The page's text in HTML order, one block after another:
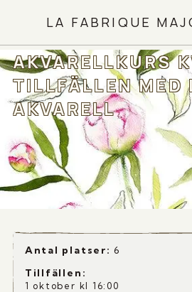
LA FABRIQUE
AKVARELLKURS
TILLFÄLLEN MED
AKVARELL
Antal platser: 6
Tillfällen :
1 oktober kl 16:00